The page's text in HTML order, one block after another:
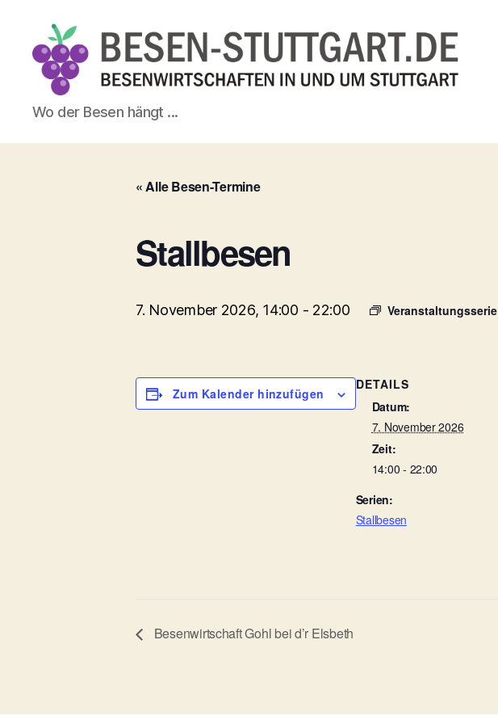
Besen-
Stuttgart.de
Wo der Besen hängt ...
« Alle Besen-Termine
Stallbesen
7. November 2026, 14:00 - 22:00 Veranstaltungsserie
Zum Kalender hinzufügen
DETAILS
Datum:
7. November 2026
Zeit:
14:00 - 22:00
Serien:
Stallbesen
Besenwirtschaft Gohl bei d’r Elsbeth